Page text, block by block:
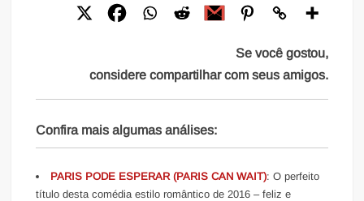
Se você gostou,
considere compartilhar com seus amigos.
Confira mais algumas análises:
PARIS PODE ESPERAR (PARIS CAN WAIT): O perfeito
título desta comédia estilo romântico de 2016 – feliz e